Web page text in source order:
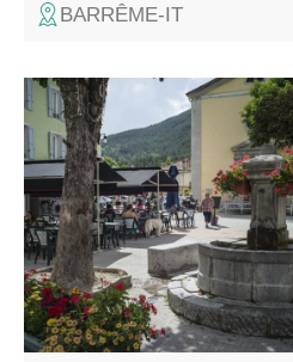
BARRÊME-IT
Attraverso il centro storico, i
canali e gli ex siti industriali,
questa visita guidata ripercorre
lo sviluppo di Saint-André-les-
Alpes.